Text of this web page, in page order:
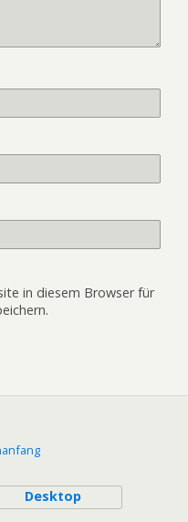
in diesem Browser für
Desktop